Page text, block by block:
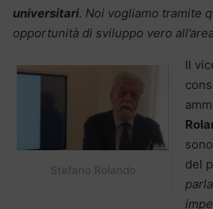
universitari. Noi vogliamo tramite
opportunità di sviluppo vero
Stefano Rolando
Il
del